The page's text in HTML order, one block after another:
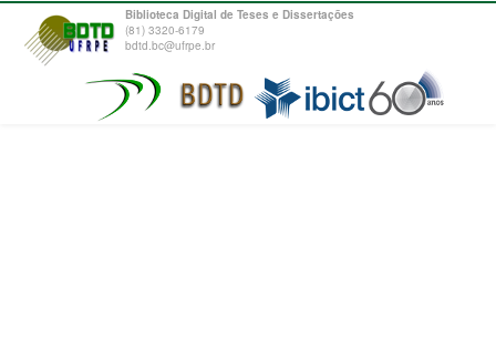
Biblioteca Digital de Teses e Dissertações
(81) 3320-6179
bdtd.bc@ufrpe.br